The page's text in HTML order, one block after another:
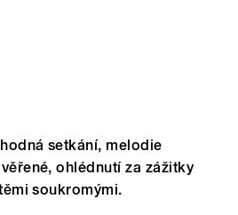
setkání, melodie
ohlédnutí za zážitky
soukromými.